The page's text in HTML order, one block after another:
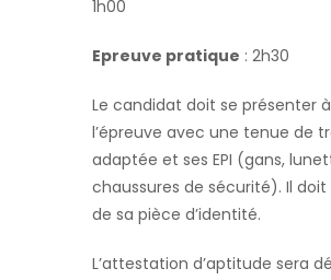
1h00
Epreuve pratique : 2h30
Le candidat doit se présenter à
l’épreuve avec une tenue de
adaptée et ses EPI (gans,
chaussures de sécurité). Il
de sa pièce d’identité.
L’attestation d’aptitude sera